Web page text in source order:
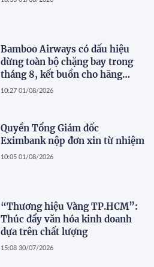
Bamboo Airways có dấu hiệu
dừng toàn bộ chặng bay trong
tháng 8, kết buồn cho hãng
hàng không do ông Trịnh Văn
10:27 01/08/2026
Quyền Tổng Giám đốc
Eximbank nộp đơn xin từ nhiệm
10:05 01/08/2026
“Thương hiệu Vàng TP.HCM”:
Thúc đẩy văn hóa kinh doanh
dựa trên chất lượng
15:08 30/07/2026